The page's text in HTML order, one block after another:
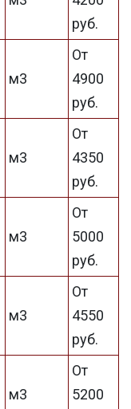
руб.
м3
От
4900
руб.
м3
От
4350
руб.
м3
От
5000
руб.
м3
От
4550
руб.
м3
От
5200